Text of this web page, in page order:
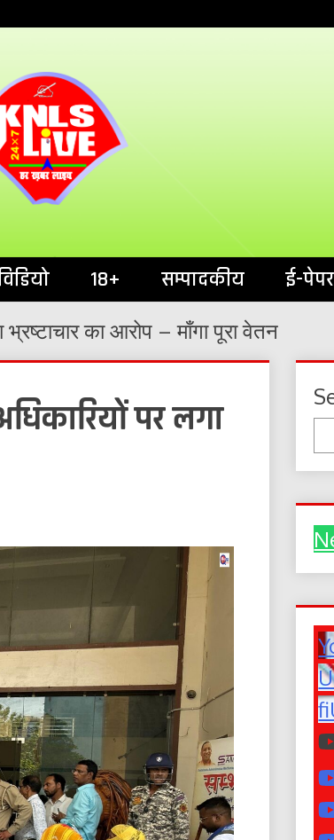
18+ सम्पादकीय ई-पेपर
का आरोप – माँगा पूरा वेतन
पर लगा